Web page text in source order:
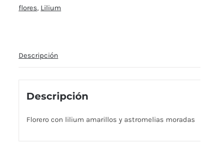
flores, Lilium
Descripción
Descripción
Florero con lilium amarillos y astromelias moradas